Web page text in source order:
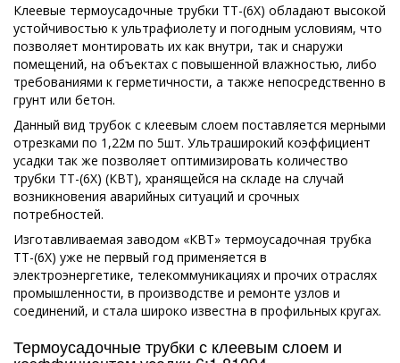
Клеевые термоусадочные трубки ТТ-(6Х) обладают высокой
устойчивостью к ультрафиолету и погодным условиям, что
позволяет монтировать их как внутри, так и снаружи
помещений, на объектах с повышенной влажностью, либо
требованиями к герметичности, а также непосредственно в
грунт или бетон.
Данный вид трубок с клеевым слоем поставляется мерными
отрезками по 1,22м по 5шт. Ультраширокий коэффициент
усадки так же позволяет оптимизировать количество
трубки ТТ-(6Х) (КВТ), хранящейся на складе на случай
возникновения аварийных ситуаций и срочных
потребностей.
Изготавливаемая заводом «КВТ» термоусадочная трубка
ТТ-(6Х) уже не первый год применяется в
электроэнергетике, телекоммуникациях и прочих отраслях
промышленности, в производстве и ремонте узлов и
соединений, и стала широко известна в профильных кругах.
Термоусадочные трубки с клеевым слоем и